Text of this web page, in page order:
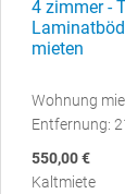
4 zimmer -
mieten
Wohnung
Entfernung:
550,00 €
Kaltmiete